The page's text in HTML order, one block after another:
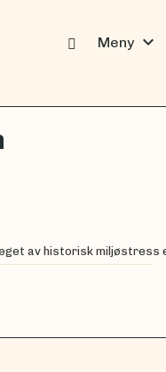
Meny expand_more
av historisk